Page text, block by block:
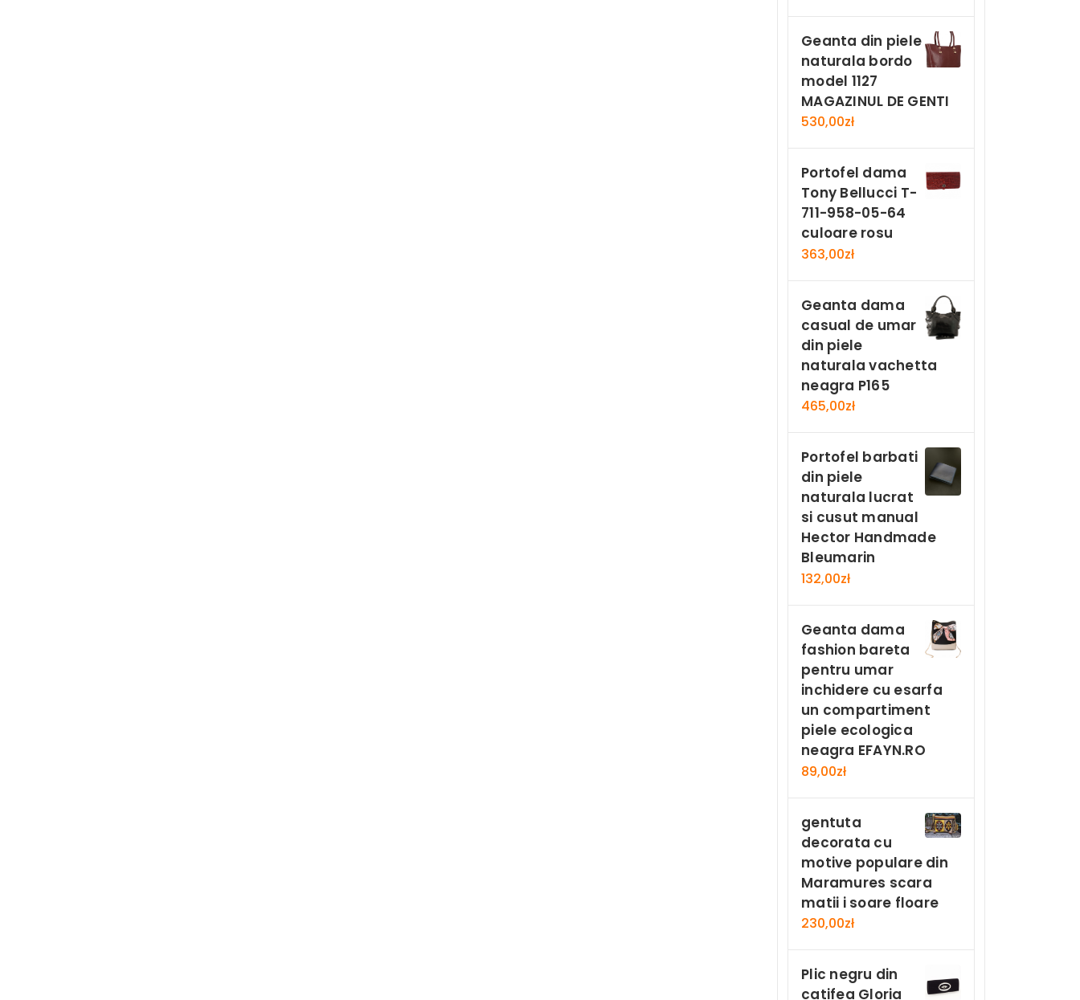
Geanta din piele
naturala bordo
model 1127
MAGAZINUL DE GENTI
530,00zł
Portofel dama
Tony Bellucci T-
711-958-05-64
culoare rosu
363,00zł
Geanta dama
casual de umar
din piele
naturala vachetta
neagra P165
465,00zł
Portofel barbati
din piele
naturala lucrat
si cusut manual
Hector Handmade
Bleumarin
132,00zł
Geanta dama
fashion bareta
pentru umar
inchidere cu esarfa
un compartiment
piele ecologica
neagra EFAYN.RO
89,00zł
gentuta
decorata cu
motive populare din
Maramures scara
matii i soare floare
230,00zł
Plic negru din
catifea Gloria